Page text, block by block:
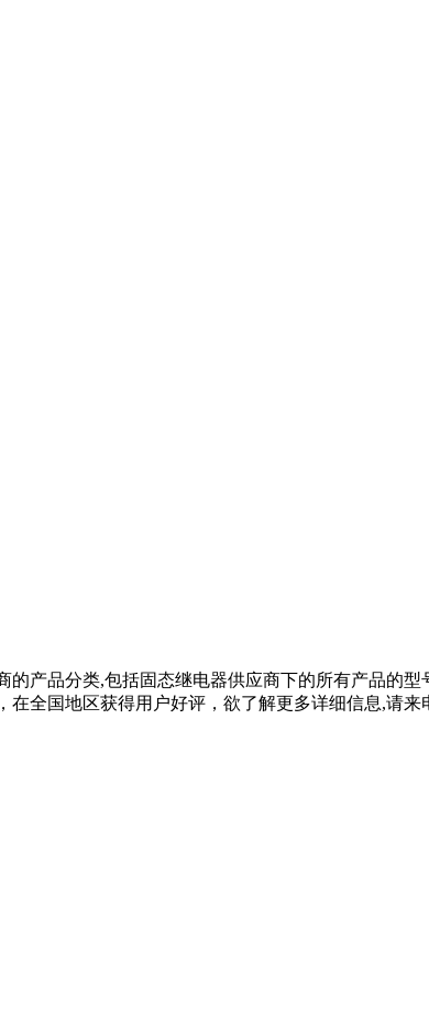
产品分类,包括固态继电器供应商下的所有产品的
全国地区获得用户好评，欲了解更多详细信息,请来